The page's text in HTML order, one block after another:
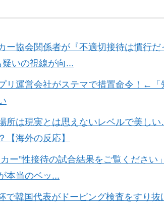
ー協会関係者が『不適切接待は慣行
いの視線が向...
リ運営会社がステマで措置命令！←
所は現実とは思えないレベルで美し
【海外の反応】
ー”性接待の試合結果をご覧くださ
本当のベッ...
で韓国代表がドーピング検査をすり